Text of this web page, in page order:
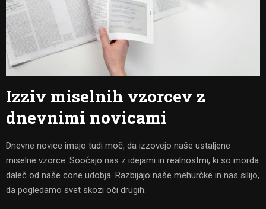
Izziv miselnih vzorcev z
dnevnimi novicami
Dnevne novice imajo tudi moč, da izzovejo naše ustaljene
miselne vzorce. Soočajo nas z idejami in realnostmi, ki so morda
daleč od naše cone udobja. Razbijajo naše mehurčke in nas silijo,
da pogledamo svet skozi oči drugih.